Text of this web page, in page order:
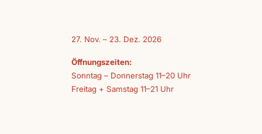
27. Nov. – 23. Dez. 2026
Öffnungszeiten:
Sonntag – Donnerstag 11–20 Uhr
Freitag + Samstag 11–21 Uhr